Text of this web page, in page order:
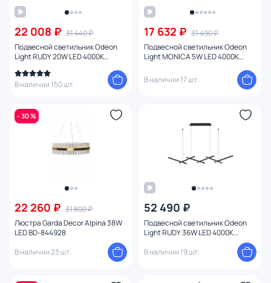
22 008 ₽ 31 440 ₽
Подвесной светильник Odeon
Light RUDY 20W LED 4000К
В наличии 150 шт.
17 632 ₽ 31 490 ₽
Подвесной светильник Odeon
Light MONICA 5W LED 4000К
В наличии 17 шт.
- 30 %
22 260 ₽ 31 800 ₽
Люстра Garda Decor Alpina 38W
LED BD-844928
В наличии 23 шт.
52 490 ₽
Подвесной светильник Odeon
Light RUDY 36W LED 4000К
В наличии 19 шт.
Доставка
Цена
От
Бренд
Страна
Материал арматуры